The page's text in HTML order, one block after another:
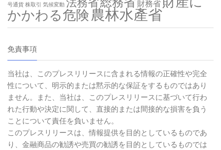
号通貨 株取引 気候変動 法務省 財務省
かかわる危険農林水產省
免責事項
当社は、このプレスリリースに含まれる情報の正確性や完全
性について、明示的または黙示的な保証をするものではあり
ません。また、当社は、このプレスリリースに基づいて行わ
れた行動や決定に関して、直接的または間接的な損害を負う
ことについて責任を負いません。
このプレスリリースは、情報提供を目的としているものであ
り、金融商品の勧誘や売買の勧誘を目的としているものでは